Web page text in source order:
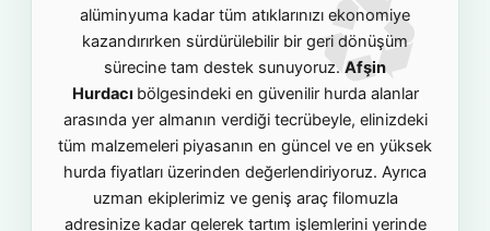
alüminyuma kadar tüm atıklarınızı ekonomiye
kazandırırken sürdürülebilir bir geri dönüşüm
sürecine tam destek sunuyoruz. Afşin
Hurdacı bölgesindeki en güvenilir hurda alanlar
arasında yer almanın verdiği tecrübeyle, elinizdeki
tüm malzemeleri piyasanın en güncel ve en yüksek
hurda fiyatları üzerinden değerlendiriyoruz. Ayrıca
uzman ekiplerimiz ve geniş araç filomuzla
adresinize kadar gelerek tartım işlemlerini yerinde